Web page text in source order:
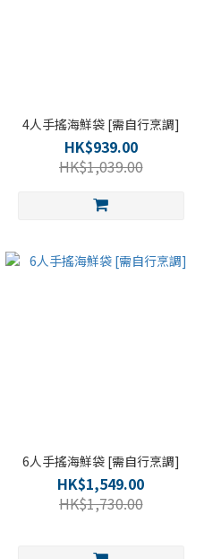
4人手搖海鮮袋 [需自行烹調]
HK$939.00
HK$1,039.00
6人手搖海鮮袋 [需自行烹調]
HK$1,549.00
HK$1,730.00